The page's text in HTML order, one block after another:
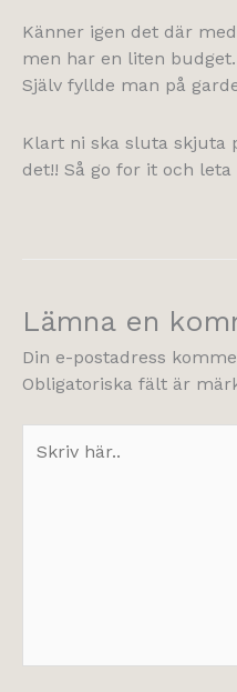
Känner igen det där
men har en liten
Själv fyllde man på
Klart ni ska sluta skjuta
det!! Så go for it och
Lämna en
Din e-postadress
Obligatoriska fält är
här..